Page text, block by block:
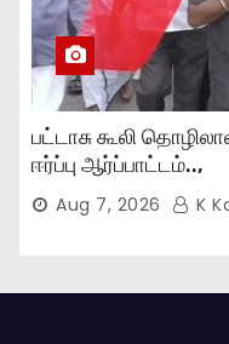
பட்டாசு கூலி
ஈர்ப்பு ஆர்ப்பாட்டம்..,
Aug 7, 2026 K